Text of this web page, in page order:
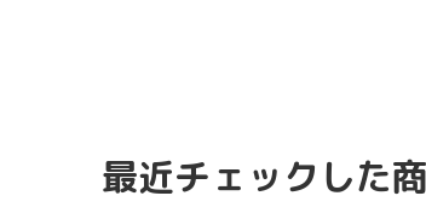
最近チェックした